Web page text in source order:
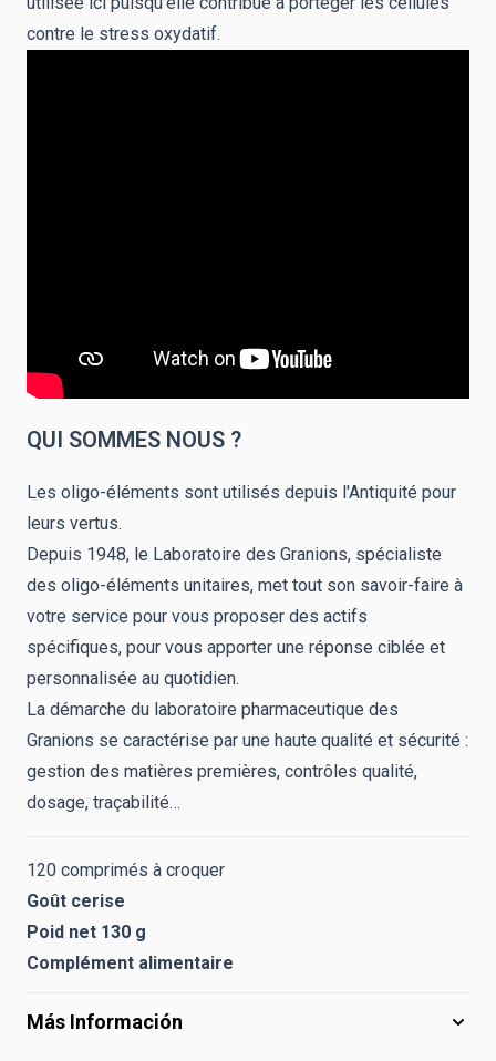
contre le stress oxydatif.
QUI SOMMES NOUS ?
Les oligo-éléments sont utilisés depuis l'Antiquité pour
leurs vertus.
Depuis 1948, le Laboratoire des Granions, spécialiste
des oligo-éléments unitaires, met tout son savoir-faire à
votre service pour vous proposer des actifs
spécifiques, pour vous apporter une réponse ciblée et
personnalisée au quotidien.
La démarche du laboratoire pharmaceutique des
Granions se caractérise par une haute qualité et sécurité :
gestion des matières premières, contrôles qualité,
dosage, traçabilité…
120 comprimés à croquer
Goût cerise
Poid net 130 g
Complément alimentaire
Más Información